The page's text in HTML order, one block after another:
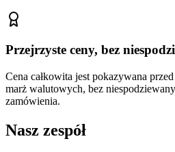
Przejrzyste ceny, bez
Cena całkowita jest pokazywana
marż walutowych, bez
zamówienia.
Nasz zespół